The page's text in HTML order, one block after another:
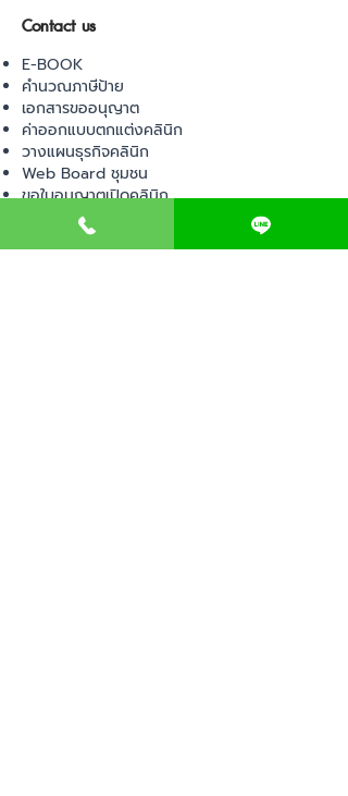
Contact us
E-BOOK
คำนวณภาษีป้าย
เอกสารขออนุญาต
ค่าออกแบบตกแต่งคลินิก
วางแผนธุรกิจคลินิก
Web Board ชุมชน
ขอใบอนุญาตเปิดคลินิก
ภาษีธุรกิจคลินิก
ตรวจสอบรายชื่อแพทย์